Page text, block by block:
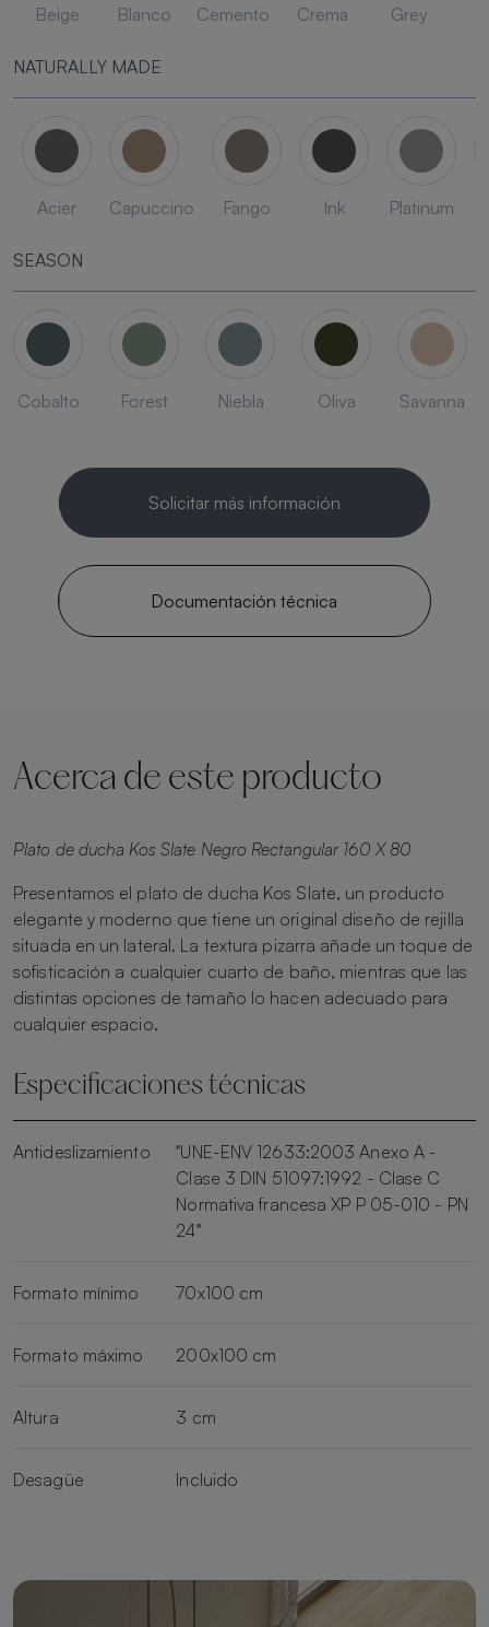
Beige Blanco Cemento Crema Grey
NATURALLY MADE
Acier Capuccino Fango Ink Platinum
SEASON
Cobalto Forest Niebla Oliva Savanna
Solicitar más información
Documentación técnica
Acerca de este producto
Plato de ducha Kos Slate Negro Rectangular 160 X 80
Presentamos el plato de ducha Kos Slate, un producto
elegante y moderno que tiene un original diseño de rejilla
situada en un lateral. La textura pizarra añade un toque de
sofisticación a cualquier cuarto de baño, mientras que las
distintas opciones de tamaño lo hacen adecuado para
cualquier espacio.
Especificaciones técnicas
Antideslizamiento
"UNE-ENV 12633:2003 Anexo A -
Clase 3 DIN 51097:1992 - Clase C
Normativa francesa XP P 05-010 - PN
24"
Formato mínimo 70x100 cm
Formato máximo 200x100 cm
Altura 3 cm
Desagüe Incluido